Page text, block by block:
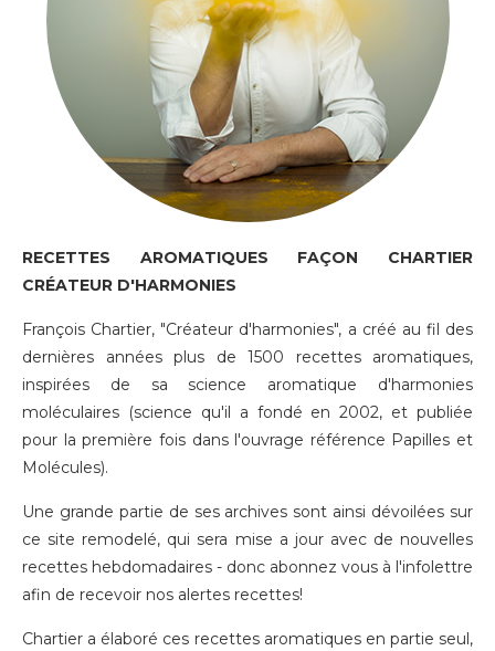
RECETTES AROMATIQUES FAÇON CHARTIER
CRÉATEUR D'HARMONIES
François Chartier, "Créateur d'harmonies", a créé au fil des
dernières années plus de 1500 recettes aromatiques,
inspirées de sa science aromatique d'harmonies
moléculaires (science qu'il a fondé en 2002, et publiée
pour la première fois dans l'ouvrage référence Papilles et
Molécules).
Une grande partie de ses archives sont ainsi dévoilées sur
ce site remodelé, qui sera mise a jour avec de nouvelles
recettes hebdomadaires - donc abonnez vous à l'infolettre
afin de recevoir nos alertes recettes!
Chartier a élaboré ces recettes aromatiques en partie seul,